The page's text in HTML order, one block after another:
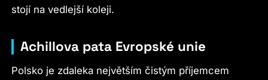
stojí na vedlejší koleji.
Achillova pata Evropské unie
Polsko je zdaleka největším čistým příjemcem